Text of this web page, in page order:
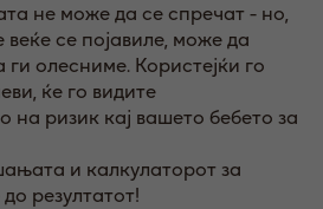
не може да се спречат - но,
се појавиле, може да
ги олесниме. Користејќи го
ќе го видите
на ризик кај вашето бебето за
и калкулаторот за
резултатот!